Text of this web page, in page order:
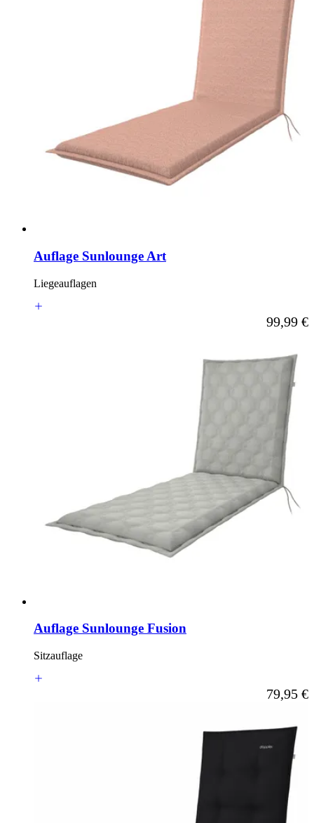
Auflage Sunlounge Art
Liegeauflagen
Ab
99,99 €
Auflage Sunlounge Fusion
Sitzauflage
Ab
79,95 €